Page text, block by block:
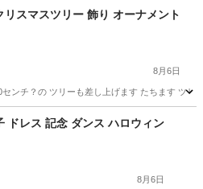
リスマスツリー 飾り オーナメント
8月6日
ンチ？の ツリーも差し上げます たちます ツ
子供用品 ツリー
ドレス 記念 ダンス ハロウィン
8月6日